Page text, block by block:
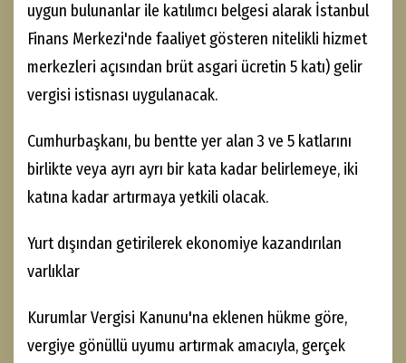
uygun bulunanlar ile katılımcı belgesi alarak İstanbul
Finans Merkezi'nde faaliyet gösteren nitelikli hizmet
merkezleri açısından brüt asgari ücretin 5 katı) gelir
vergisi istisnası uygulanacak.
Cumhurbaşkanı, bu bentte yer alan 3 ve 5 katlarını
birlikte veya ayrı ayrı bir kata kadar belirlemeye, iki
katına kadar artırmaya yetkili olacak.
Yurt dışından getirilerek ekonomiye kazandırılan
varlıklar
Kurumlar Vergisi Kanunu'na eklenen hükme göre,
vergiye gönüllü uyumu artırmak amacıyla, gerçek